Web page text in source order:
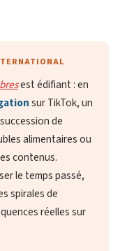
est édifiant : en
sur TikTok, un
de
alimentaires ou
contenus.
le temps passé,
spirales de
réelles sur